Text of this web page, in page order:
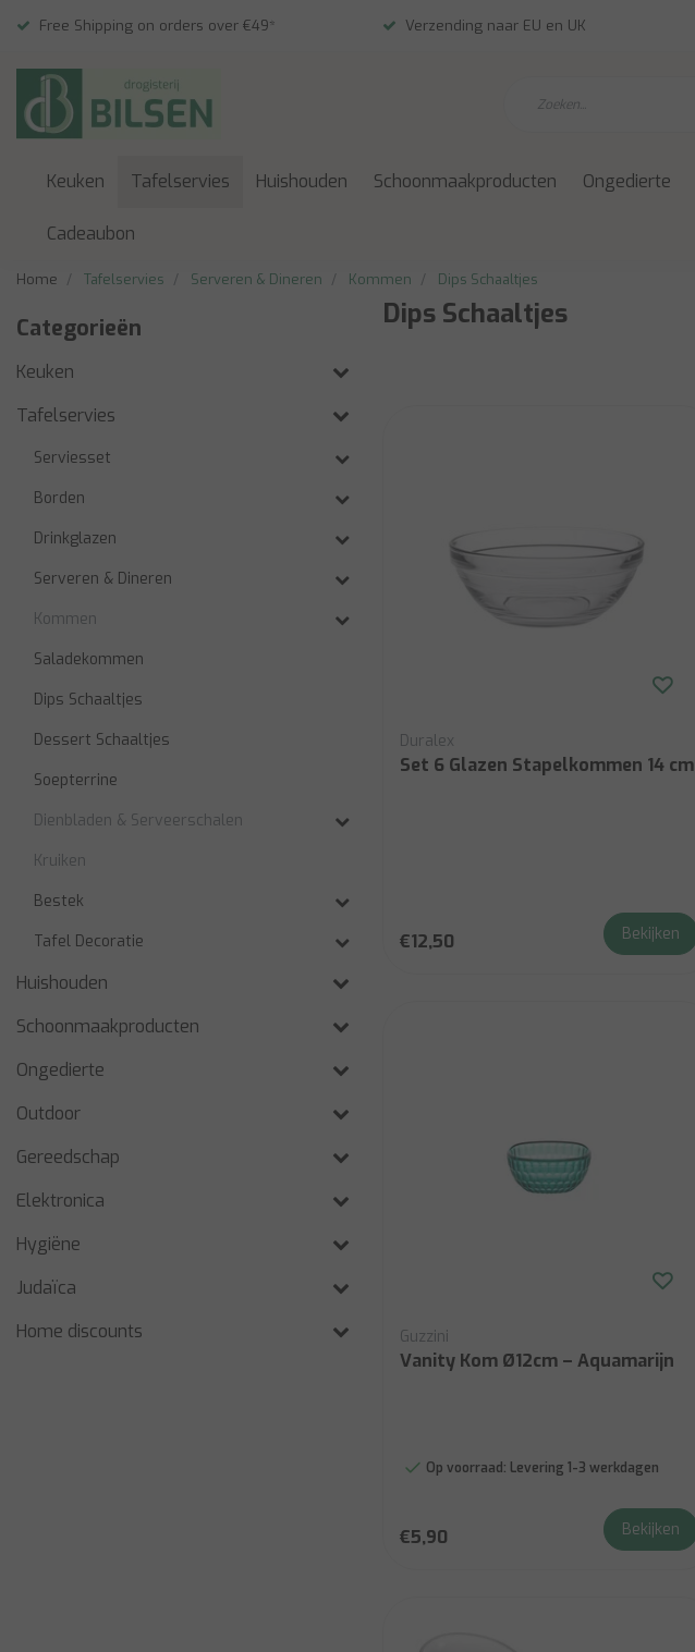
Free Shipping on orders over €49* Verzending naar EU en UK
Keuken Tafelservies Huishouden Schoonmaakproducten Ongedierte
Cadeaubon
Home Tafelservies Serveren & Dineren Kommen Dips Schaaltjes
Categorieën
Keuken
Tafelservies
Serviesset
Borden
Drinkglazen
Serveren & Dineren
Kommen
Saladekommen
Dips Schaaltjes
Dessert Schaaltjes
Soepterrine
Dienbladen & Serveerschalen
Kruiken
Bestek
Tafel Decoratie
Huishouden
Schoonmaakproducten
Ongedierte
Outdoor
Gereedschap
Elektronica
Hygiëne
Judaïca
Home discounts
Dips Schaaltjes
Duralex
Set 6 Glazen Stapelkommen 14 cm
€12,50 Bekijken
Guzzini
Vanity Kom Ø12cm – Aquamarijn
Op voorraad: Levering 1-3 werkdagen
€5,90 Bekijken